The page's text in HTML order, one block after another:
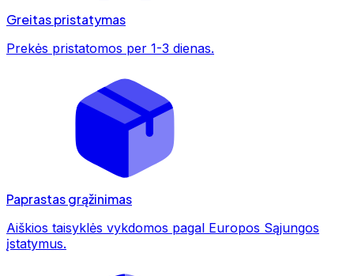
Greitas pristatymas
Prekės pristatomos per 1-3 dienas.
Paprastas grąžinimas
Aiškios taisyklės vykdomos pagal Europos Sąjungos
įstatymus.